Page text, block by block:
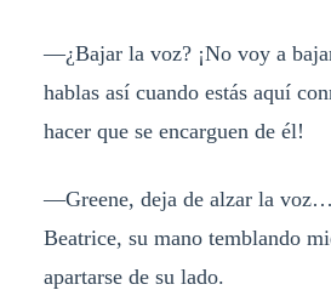
—¿Bajar la voz? ¡No voy a
hablas así cuando estás aquí
hacer que se encarguen de él!
—Greene, deja de alzar la
Beatrice, su mano temblando
apartarse de su lado.